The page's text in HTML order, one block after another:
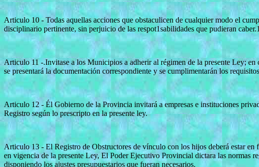
Articulo 10 - Todas aquellas acciones que obstaculicen de cualquier modo el
disciplinario pertinente, sin perjuicio de las respot1sabilidades que pudieran
Articulo 11 -.Invitase a los Municipios a adherir al régimen de la presente Ley;
se presentará la documentación correspondiente y se cumplimentarán los
Articulo 12 - Él Gobierno de la Provincia invitará a empresas e instituciones
Registro según lo prescripto en la presente ley.
Articulo 13 - El Registro de Obstructores de vínculo con los hijos deberá estar
en vigencia de la presente Ley, El Poder Ejecutivo Provincial dictara las normas
disponiendo los ajustes presupuestarios que fueran necesarios.